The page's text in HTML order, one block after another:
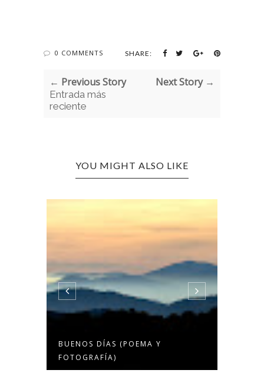
0 COMMENTS SHARE:
← Previous Story
Entrada más
reciente
Next Story →
YOU MIGHT ALSO LIKE
BUENOS DÍAS (POEMA Y
FOTOGRAFÍA)